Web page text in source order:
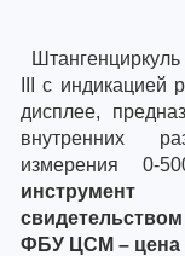
с индикацией
дисплее,
внутренних
измерения 0-5
ФБУ ЦСМ – цена